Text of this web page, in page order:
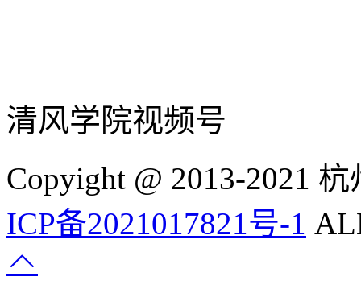
清风学院视频号
Copyight @ 2013-2021
ICP备2021017821号-1